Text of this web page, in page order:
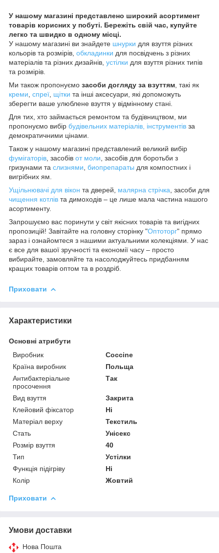
У нашому магазині представлено широкий асортимент
товарів корисних у побуті. Бережіть свій час, купуйте
легко та швидко в одному місці.
У нашому магазині ви знайдете шнурки для взуття різних
кольорів та розмірів, обкладинки для посвідчень з різних
матеріалів та різних дизайнів, устілки для взуття різних типів
та розмірів.
Ми також пропонуємо засоби догляду за взуттям , такі як
креми спреї щітки та інші аксесуари, які допоможуть
зберегти ваше улюблене взуття у відмінному стані.
Для тих, хто займається ремонтом та будівництвом, ми
пропонуємо вибір будівельних матеріалів, інструментів за
демократичними цінами.
Також у нашому магазині представлений великий вибір
фумігаторів , засобів от моли , засобів для боротьби з
гризунами та слизнями биопрепараты для компостних і
вигрібних ям.
Ущільнювачі для вікон та дверей, малярна стрічка , засоби для
чищення котлів та димоходів – це лише мала частина нашого
асортименту.
Запрошуємо вас поринути у світ якісних товарів та вигідних
пропозицій! Завітайте на головну сторінку "Оптоторг" прямо
зараз і ознайомтеся з нашими актуальними колекціями. У нас
є все для вашої зручності та економії часу – просто
вибирайте, замовляйте та насолоджуйтесь придбанням
кращих товарів оптом та в роздріб.
Приховати
Характеристики
Основні атрибути
Виробник
Coccine
Країна виробник
Польща
Антибактеріальне
просочення
Так
Вид взуття
Закрита
Клейовий фіксатор
Ні
Матеріал верху
Текстиль
Стать
Унісекс
Розмір взуття
40
Тип
Устілки
Функція підігріву
Ні
Колір
Жовтий
Приховати
Умови доставки
Нова Пошта